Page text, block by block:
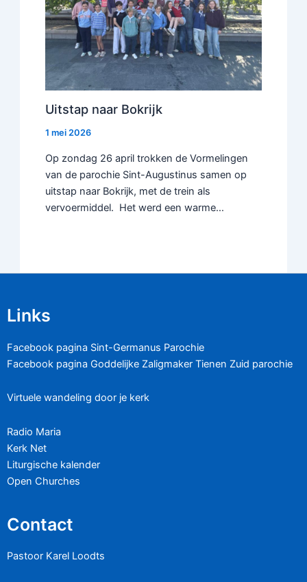
Uitstap naar Bokrijk
1 mei 2026
Op zondag 26 april trokken de Vormelingen
van de parochie Sint-Augustinus samen op
uitstap naar Bokrijk, met de trein als
vervoermiddel. Het werd een warme…
Links
Facebook pagina Sint-Germanus Parochie
Facebook pagina Goddelijke Zaligmaker Tienen Zuid parochie
Virtuele wandeling door je kerk
Radio Maria
Kerk Net
Liturgische kalender
Open Churches
Contact
Pastoor Karel Loodts